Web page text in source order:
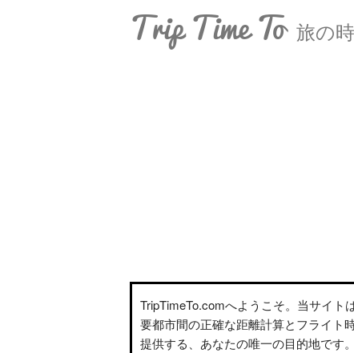
Trip Time To 旅の
TripTimeTo.comへようこそ。当サイト
要都市間の正確な距離計算とフライト
提供する、あなたの唯一の目的地です